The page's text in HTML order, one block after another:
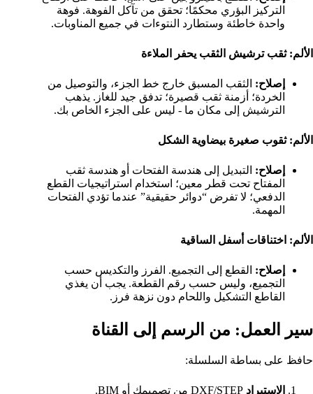
التركيز البؤري محكمًا؛ تحقق من تآكل الفوهة. فوهة
واحدة خاطئة وستطارد النتوءات في جميع المناوبات.
الألم: ثقب ترشيش الثقب يحفر الملاءة
إصلاح: الثقب المسبق خارج خط الجزء، والتوصيل من
الخردة؛ أزمنة ثقب قصيرة؛ تدفق جيد للغاز. يذهب
الترشيش إلى مكان ما - ليس على الجزء الخاص بك.
الألم: ثقوب صغيرة بيضاوية الشكل
إصلاح: التبديل إلى هندسة الفتحات أو هندسة ثقب
المفتاح تحت قطر معين؛ استخدام استراتيجيات القطع
الدفعي؛ لا تفرض “دوائر حقيقية” عندما تؤدي الفتحات
المهمة.
الألم: اختناقات أسفل الساقية
إصلاح: القطع إلى التجميع. الفرز والتكديس حسب
التجميع، وليس حسب رقم القطعة. يجب أن يغذي
القاطع التشكيل واللحام دون نزهة فرز.
سير العمل: من الرسم إلى القناة
حافظ على بساطة السلسلة:
الاستيراد